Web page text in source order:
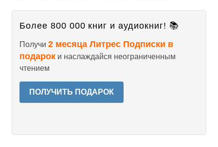
Более 800 000 книг и аудиокниг! 📚
Получи 2 месяца Литрес Подписки в
подарок и наслаждайся неограниченным
чтением
ПОЛУЧИТЬ ПОДАРОК